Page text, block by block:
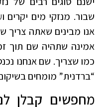
שבור. מנזקי מים יקרים
אנו מבינים שאתה צריך
אמינה שתהיה שם תוך
כמו שצריך. שם אנחנו
“ברדנית” מומחים
מחפשים קבלן